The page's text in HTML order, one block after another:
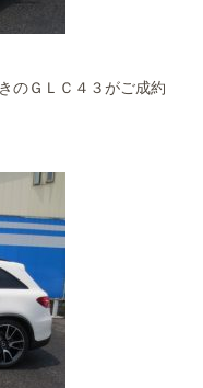
のＧＬＣ４３がご成約